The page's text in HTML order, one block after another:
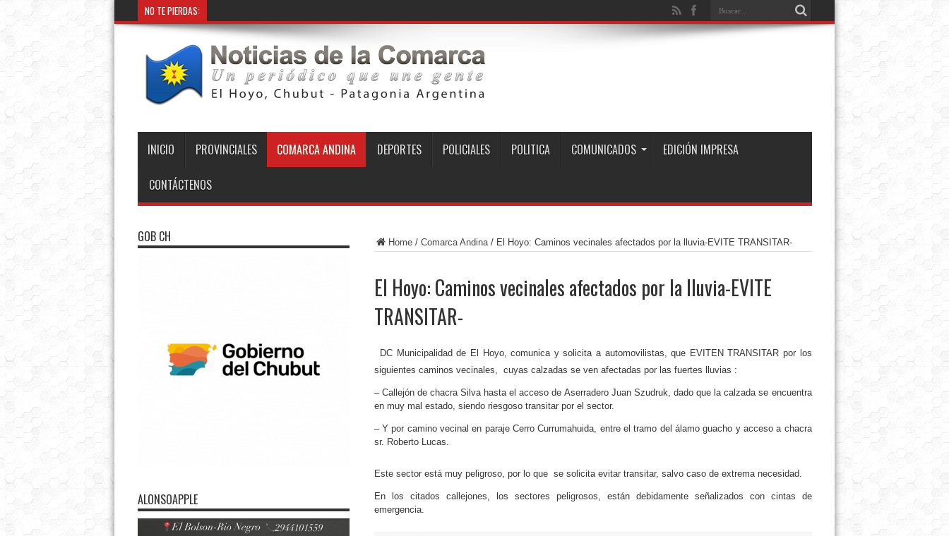
NO TE PIERDAS:
INICIO PROVINCIALES COMARCA ANDINA DEPORTES POLICIALES POLITICA COMUNICADOS EDICIÓN IMPRESA
CONTÁCTENOS
Home/ Comarca Andina/ El Hoyo: Caminos vecinales afectados por la lluvia-EVITE TRANSITAR-
El Hoyo: Caminos vecinales afectados por la lluvia-EVITE
TRANSITAR-
DC Municipalidad de El Hoyo, comunica y solicita a automovilistas, que EVITEN TRANSITAR por los
siguientes caminos vecinales, cuyas calzadas se ven afectadas por las fuertes lluvias :
– Callejón de chacra Silva hasta el acceso de Aserradero Juan Szudruk, dado que la calzada se encuentra
en muy mal estado, siendo riesgoso transitar por el sector.
– Y por camino vecinal en paraje Cerro Currumahuida, entre el tramo del álamo guacho y acceso a chacra
sr. Roberto Lucas.
Este sector está muy peligroso, por lo que se solicita evitar transitar, salvo caso de extrema necesidad.
En los citados callejones, los sectores peligrosos, están debidamente señalizados con cintas de
emergencia.
GOB CH
ALONSOAPPLE